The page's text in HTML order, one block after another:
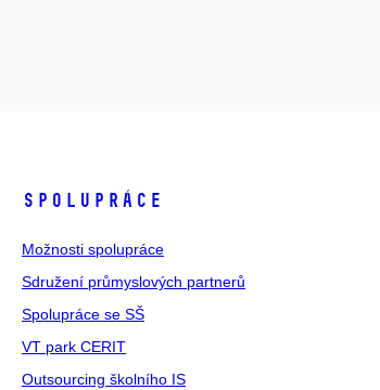
SPOLUPRÁCE
Možnosti spolupráce
Sdružení průmyslových partnerů
Spolupráce se SŠ
VT park CERIT
Outsourcing školního IS